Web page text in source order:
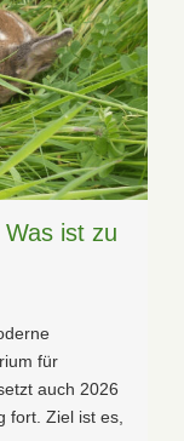
ist zu
für
auch 2026
fort. Ziel ist es,